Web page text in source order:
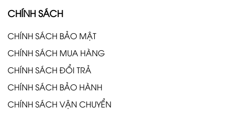
CHÍNH SÁCH
CHÍNH SÁCH BẢO MẬT
CHÍNH SÁCH MUA HÀNG
CHÍNH SÁCH ĐỔI TRẢ
CHÍNH SÁCH BẢO HÀNH
CHÍNH SÁCH VẬN CHUYỂN